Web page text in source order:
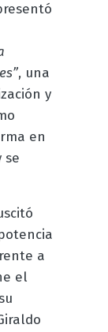
, una
y
en
se
a
el